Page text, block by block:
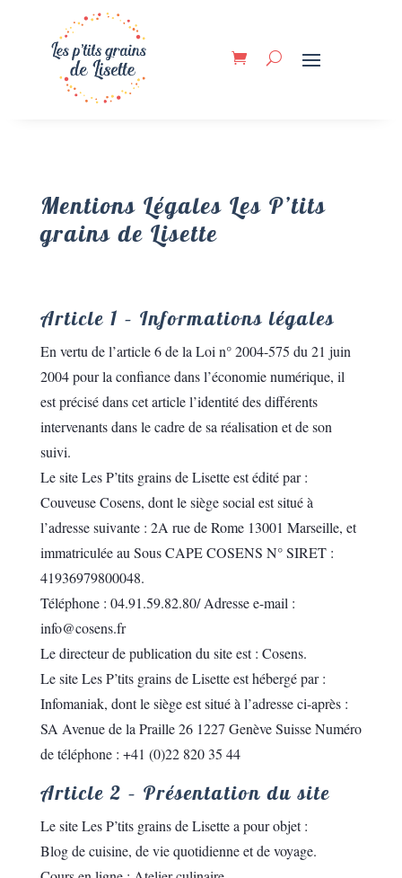
Mentions Légales Les P’tits
grains de Lisette
Article 1 – Informations légales
En vertu de l’article 6 de la Loi n° 2004-575 du 21 juin
2004 pour la confiance dans l’économie numérique, il
est précisé dans cet article l’identité des différents
intervenants dans le cadre de sa réalisation et de son
suivi.
Le site Les P’tits grains de Lisette est édité par :
Couveuse Cosens, dont le siège social est situé à
l’adresse suivante : 2A rue de Rome 13001 Marseille, et
immatriculée au Sous CAPE COSENS N° SIRET :
41936979800048.
Téléphone : 04.91.59.82.80/ Adresse e-mail :
info@cosens.fr
Le directeur de publication du site est : Cosens.
Le site Les P’tits grains de Lisette est hébergé par :
Infomaniak, dont le siège est situé à l’adresse ci-après :
SA Avenue de la Praille 26 1227 Genève Suisse Numéro
de téléphone : +41 (0)22 820 35 44
Article 2 – Présentation du site
Le site Les P’tits grains de Lisette a pour objet :
Blog de cuisine, de vie quotidienne et de voyage.